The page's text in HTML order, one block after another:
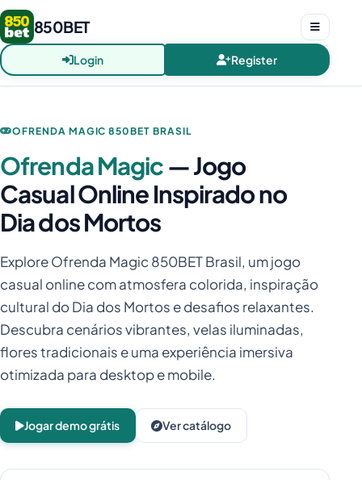
850BET
Login Register
OFRENDA MAGIC 850BET BRASIL
Ofrenda Magic— Jogo
Casual Online Inspirado no
Dia dos Mortos
Explore Ofrenda Magic 850BET Brasil, um jogo
casual online com atmosfera colorida, inspiração
cultural do Dia dos Mortos e desafios relaxantes.
Descubra cenários vibrantes, velas iluminadas,
flores tradicionais e uma experiência imersiva
otimizada para desktop e mobile.
Jogar demo grátis Ver catálogo